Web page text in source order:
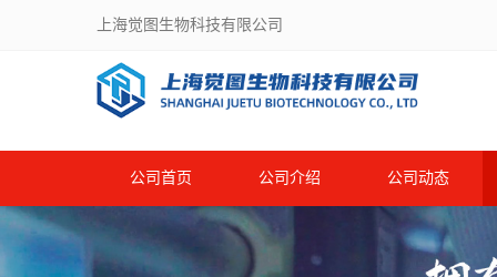
上海觉图生物科技有限公司
公司首页 公司介绍 公司动态